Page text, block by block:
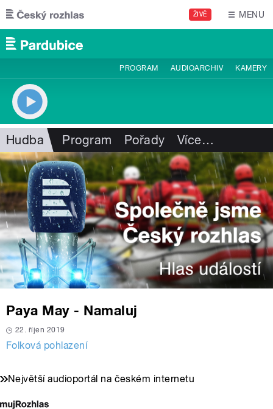
Přejít k hlavnímu obsahu
ŽIVĚ MENU
PROGRAM AUDIOARCHIV KAMERY
Hudba Program Pořady Více…
Paya May - Namaluj
22. říjen 2019
Folková pohlazení
Největší audioportál na českém internetu